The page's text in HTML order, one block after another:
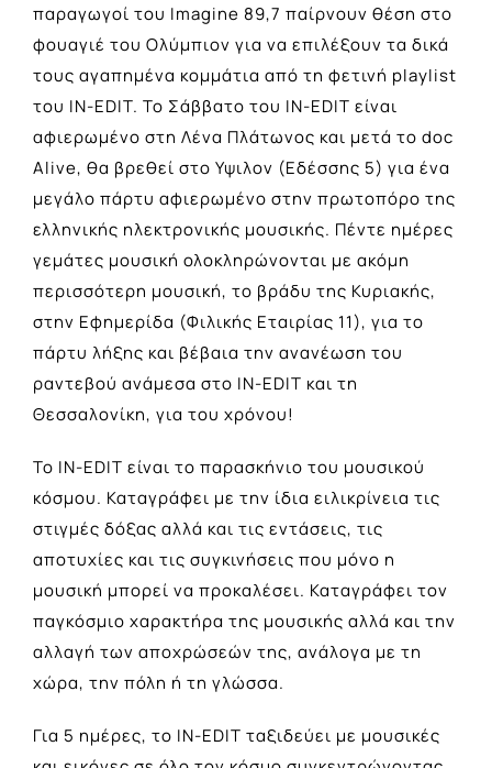
παραγωγοί του Imagine 89,7 παίρνουν θέση στο
φουαγιέ του Ολύμπιον για να επιλέξουν τα δικά
τους αγαπημένα κομμάτια από τη φετινή playlist
του IN-EDIT. Το Σάββατο του IN-EDIT είναι
αφιερωμένο στη Λένα Πλάτωνος και μετά το doc
Alive, θα βρεθεί στο Υψιλον (Εδέσσης 5) για ένα
μεγάλο πάρτυ αφιερωμένο στην πρωτοπόρο της
ελληνικής ηλεκτρονικής μουσικής. Πέντε ημέρες
γεμάτες μουσική ολοκληρώνονται με ακόμη
περισσότερη μουσική, το βράδυ της Κυριακής,
στην Εφημερίδα (Φιλικής Εταιρίας 11), για το
πάρτυ λήξης και βέβαια την ανανέωση του
ραντεβού ανάμεσα στο IN-EDIT και τη
Θεσσαλονίκη, για του χρόνου!
Το IN-EDIT είναι το παρασκήνιο του μουσικού
κόσμου. Καταγράφει με την ίδια ειλικρίνεια τις
στιγμές δόξας αλλά και τις εντάσεις, τις
αποτυχίες και τις συγκινήσεις που μόνο η
μουσική μπορεί να προκαλέσει. Καταγράφει τον
παγκόσμιο χαρακτήρα της μουσικής αλλά και την
αλλαγή των αποχρώσεών της, ανάλογα με τη
χώρα, την πόλη ή τη γλώσσα.
Για 5 ημέρες, το IN-EDIT ταξιδεύει με μουσικές